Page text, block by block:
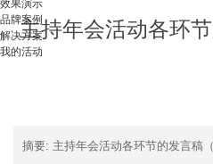
效果演示
品牌案例
解决方案
我的活动
主持年会活动各环
摘要: 主持年会活动各环节的发言稿